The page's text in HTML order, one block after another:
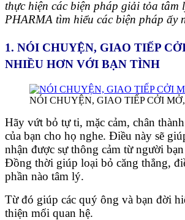
thực hiện các biện pháp giải tỏa tâm
PHARMA tìm hiểu các biện pháp ấy
1. NÓI CHUYỆN, GIAO TIẾP
NHIỀU HƠN VỚI BẠN TÌNH
NÓI CHUYỆN, GIAO TIẾP CỞI
Hãy vứt bỏ tự ti, mặc cảm, chân
của bạn cho họ nghe. Điều này sẽ
nhận được sự thông cảm từ người
Đồng thời giúp loại bỏ căng thẳng,
phần nào tâm lý.
Từ đó giúp các quý ông và bạn đời
thiện mối quan hệ.